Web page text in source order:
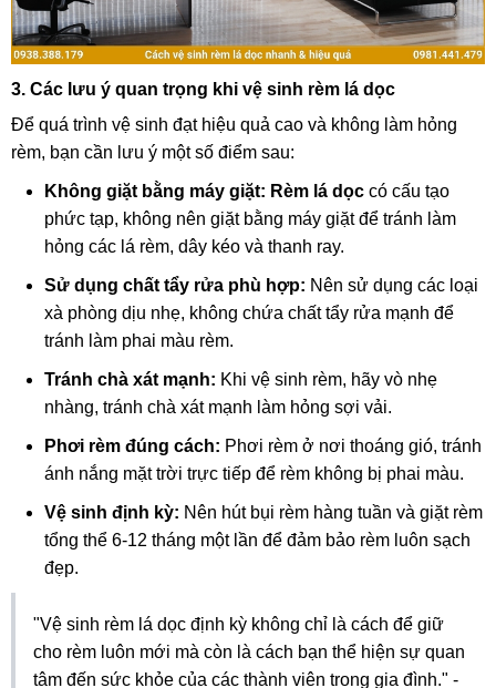
3. Các lưu ý quan trọng khi vệ sinh rèm lá dọc
Để quá trình vệ sinh đạt hiệu quả cao và không làm hỏng
rèm, bạn cần lưu ý một số điểm sau:
Không giặt bằng máy giặt: Rèm lá dọc có cấu tạo
phức tạp, không nên giặt bằng máy giặt để tránh làm
hỏng các lá rèm, dây kéo và thanh ray.
Sử dụng chất tẩy rửa phù hợp: Nên sử dụng các loại
xà phòng dịu nhẹ, không chứa chất tẩy rửa mạnh để
tránh làm phai màu rèm.
Tránh chà xát mạnh: Khi vệ sinh rèm, hãy vò nhẹ
nhàng, tránh chà xát mạnh làm hỏng sợi vải.
Phơi rèm đúng cách: Phơi rèm ở nơi thoáng gió, tránh
ánh nắng mặt trời trực tiếp để rèm không bị phai màu.
Vệ sinh định kỳ: Nên hút bụi rèm hàng tuần và giặt rèm
tổng thể 6-12 tháng một lần để đảm bảo rèm luôn sạch
đẹp.
"Vệ sinh rèm lá dọc định kỳ không chỉ là cách để giữ
cho rèm luôn mới mà còn là cách bạn thể hiện sự quan
tâm đến sức khỏe của các thành viên trong gia đình." -